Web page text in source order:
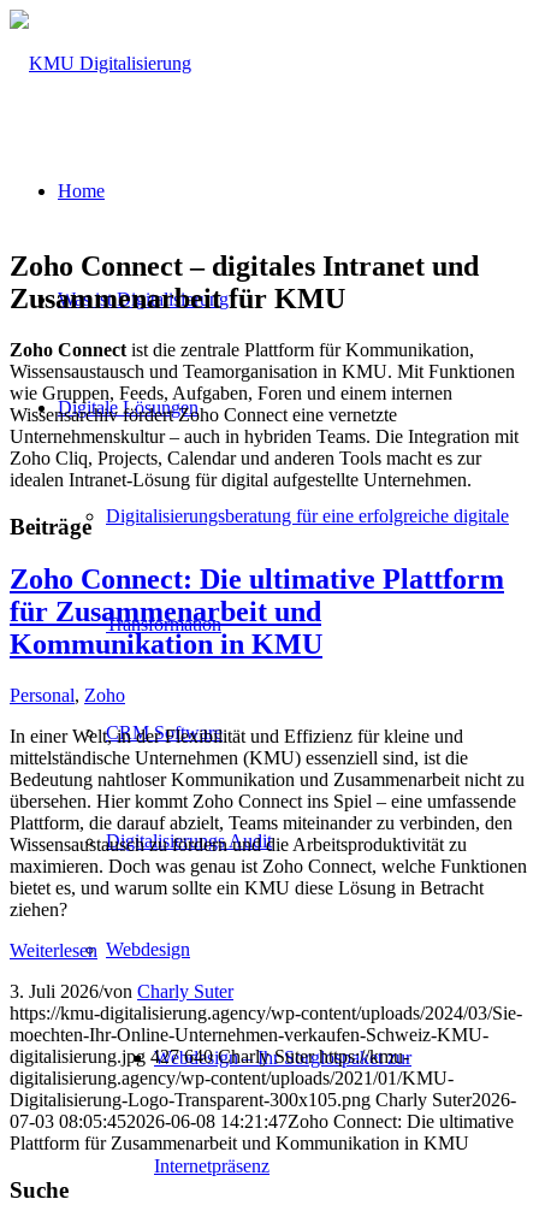
Home
Was ist Digitalisierung
Digitale Lösungen
Digitalisierungsberatung für eine erfolgreiche digitale
Transformation
CRM Software
Digitalisierungs Audit
Webdesign
Webdesign – Ihr Sorglospaket zur
Internetpräsenz
Zoho Connect – digitales Intranet und
Zusammenarbeit für KMU
Zoho Connect ist die zentrale Plattform für Kommunikation,
Wissensaustausch und Teamorganisation in KMU. Mit Funktionen
wie Gruppen, Feeds, Aufgaben, Foren und einem internen
Wissensarchiv fördert Zoho Connect eine vernetzte
Unternehmenskultur – auch in hybriden Teams. Die Integration mit
Zoho Cliq, Projects, Calendar und anderen Tools macht es zur
idealen Intranet-Lösung für digital aufgestellte Unternehmen.
Beiträge
Zoho Connect: Die ultimative Plattform
für Zusammenarbeit und
Kommunikation in KMU
Personal, Zoho
In einer Welt, in der Flexibilität und Effizienz für kleine und
mittelständische Unternehmen (KMU) essenziell sind, ist die
Bedeutung nahtloser Kommunikation und Zusammenarbeit nicht zu
übersehen. Hier kommt Zoho Connect ins Spiel – eine umfassende
Plattform, die darauf abzielt, Teams miteinander zu verbinden, den
Wissensaustausch zu fördern und die Arbeitsproduktivität zu
maximieren. Doch was genau ist Zoho Connect, welche Funktionen
bietet es, und warum sollte ein KMU diese Lösung in Betracht
ziehen?
Weiterlesen
3. Juli 2026/von Charly Suter
https://kmu-digitalisierung.agency/wp-content/uploads/2024/03/Sie-
moechten-Ihr-Online-Unternehmen-verkaufen-Schweiz-KMU-
digitalisierung.jpg 427 640 Charly Suter https://kmu-
digitalisierung.agency/wp-content/uploads/2021/01/KMU-
Digitalisierung-Logo-Transparent-300x105.png Charly Suter2026-
07-03 08:05:452026-06-08 14:21:47Zoho Connect: Die ultimative
Plattform für Zusammenarbeit und Kommunikation in KMU
Suche